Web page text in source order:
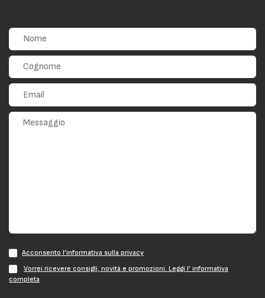
Acconsento l'informativa sulla privacy
Vorrei ricevere consigli, novità e promozioni. Leggi l' informativa
completa